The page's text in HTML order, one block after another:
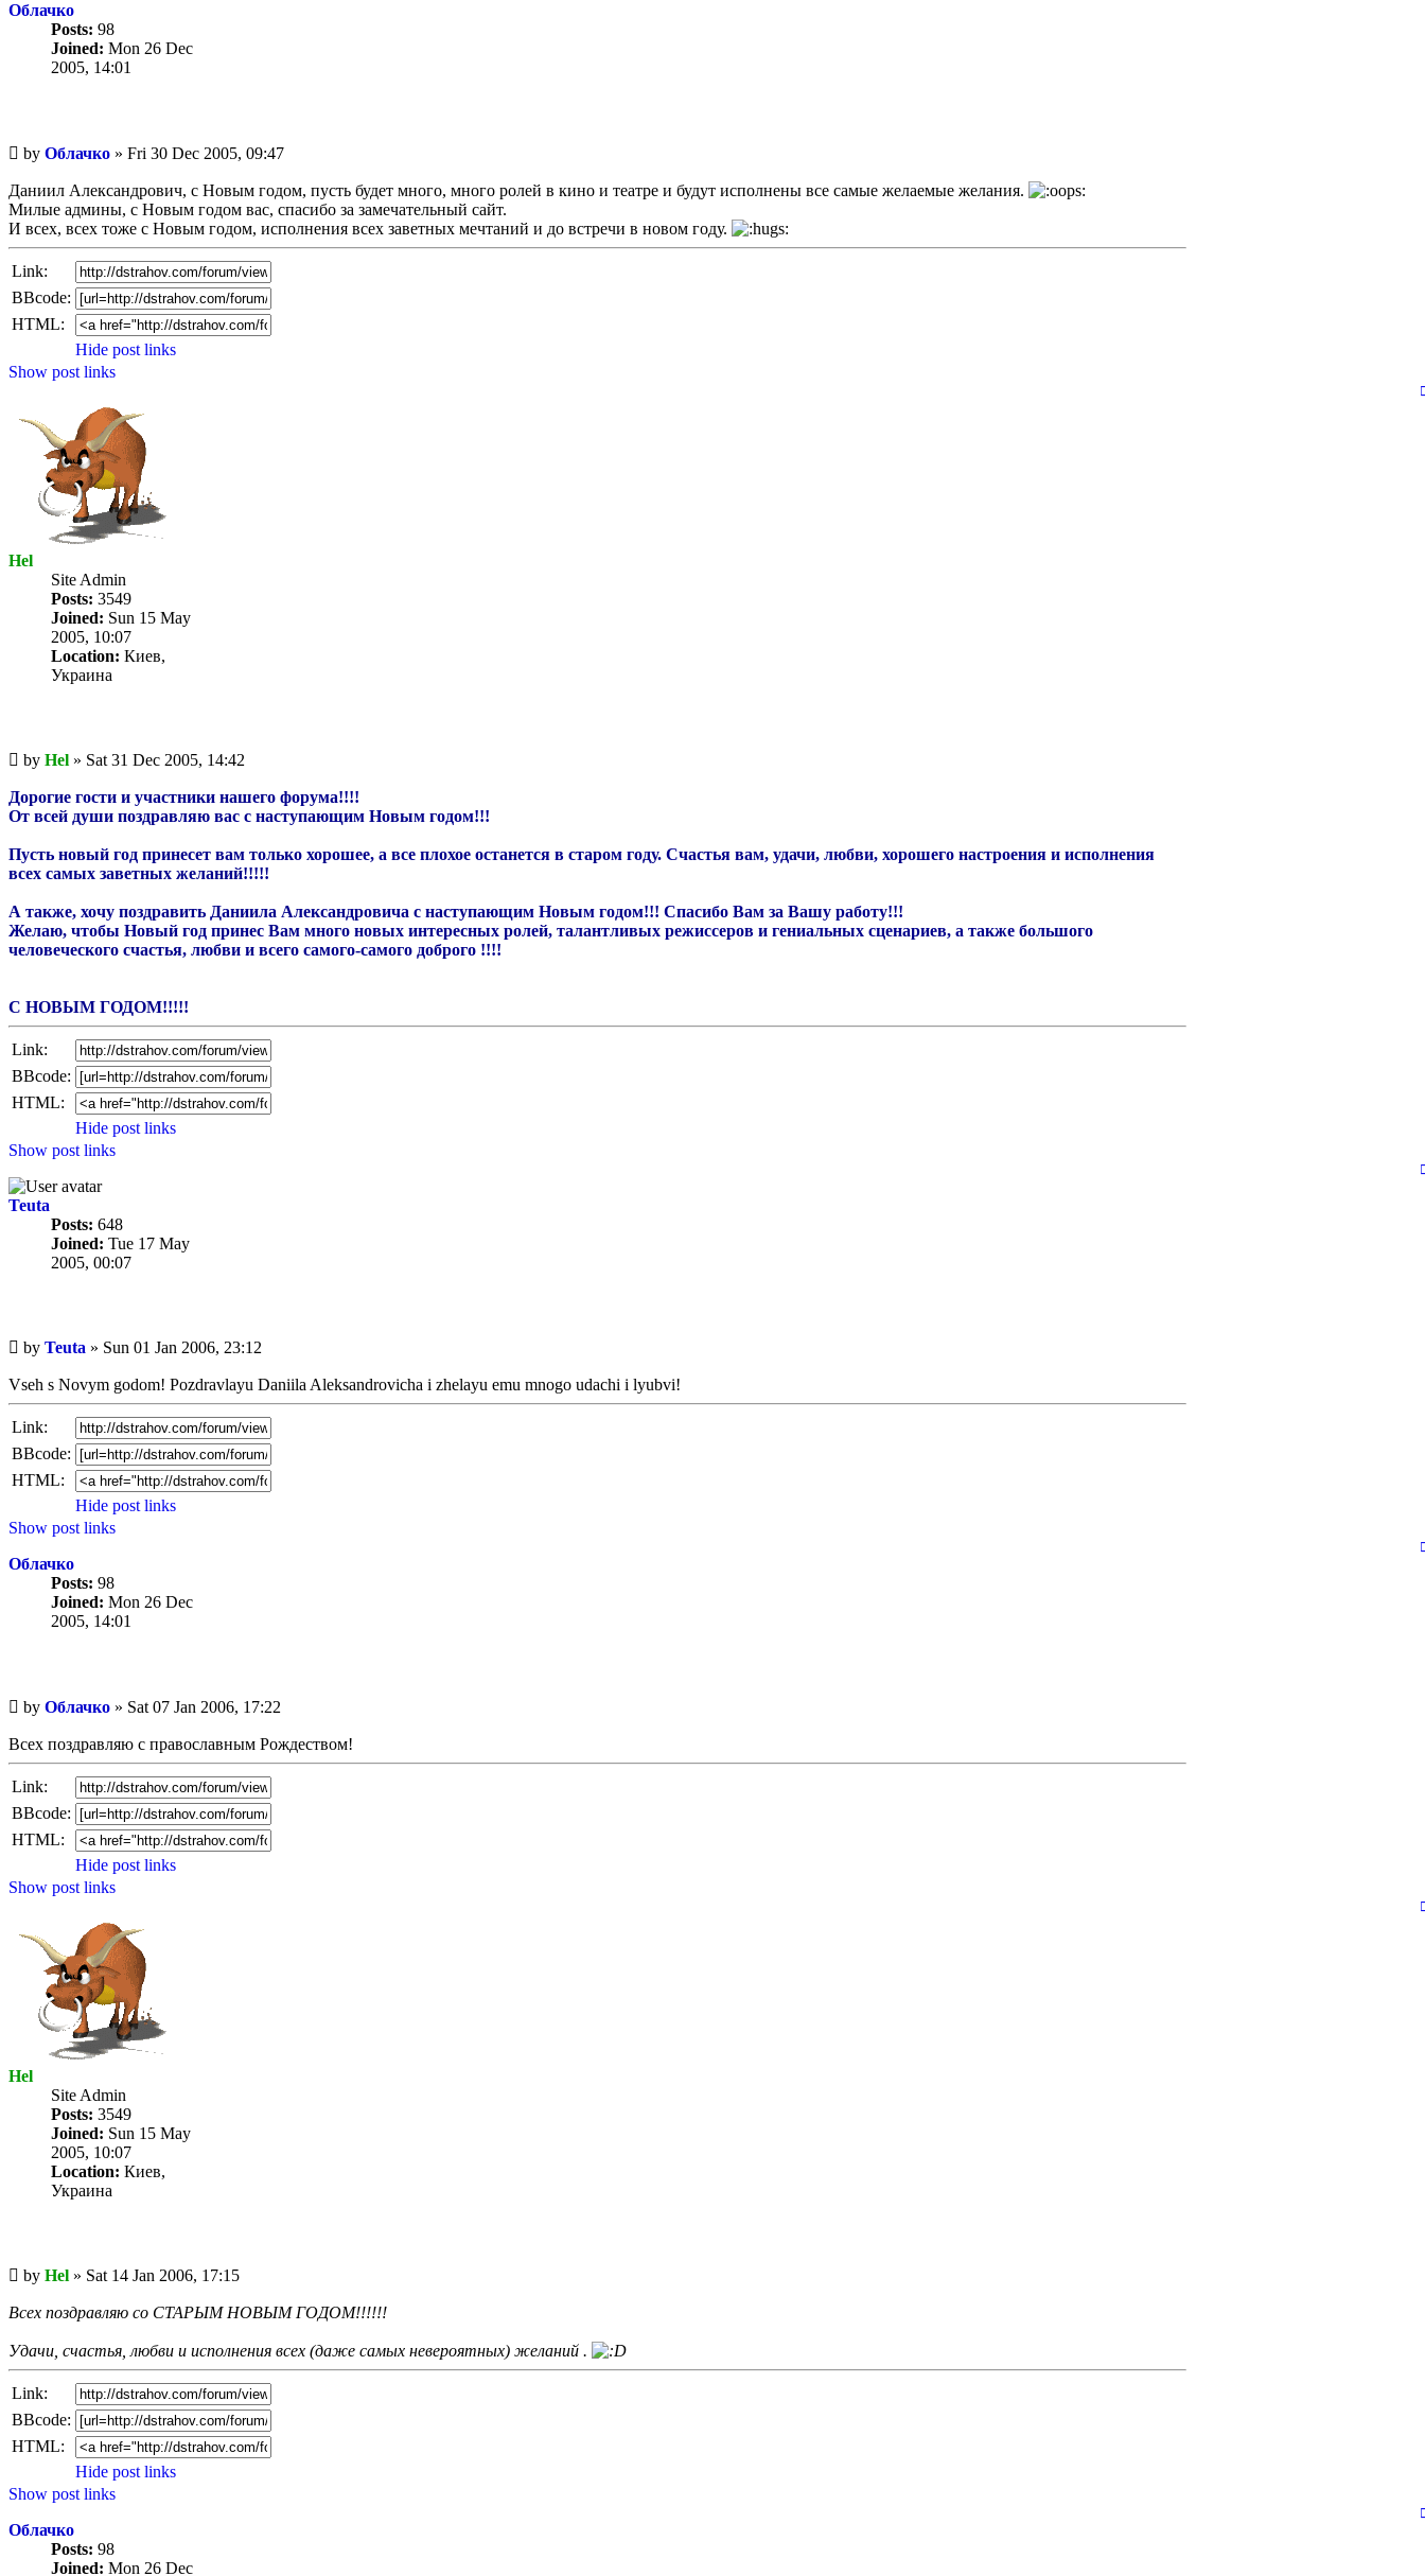
Облачко
Posts: 98
Joined: Mon 26 Dec
2005, 14:01
Unread
post
by Облачко » Fri 30 Dec 2005, 09:47
Даниил Александрович, с Новым годом, пусть будет много, много ролей в кино и театре и будут исполнены все самые желаемые желания.
Милые админы, с Новым годом вас, спасибо за замечательный сайт.
И всех, всех тоже с Новым годом, исполнения всех заветных мечтаний и до встречи в новом году.
Link:
BBcode:
HTML:
Hide post links
Show post links
Hel
Site Admin
Posts: 3549
Joined: Sun 15 May
2005, 10:07
Location: Киев,
Украина
Unread
post
by Hel » Sat 31 Dec 2005, 14:42
Дорогие гости и участники нашего форума!!!!
От всей души поздравляю вас с наступающим Новым годом!!!
Пусть новый год принесет вам только хорошее, а все плохое останется в старом году. Счастья вам, удачи, любви, хорошего настроения и исполнения
всех самых заветных желаний!!!!!
А также, хочу поздравить Даниила Александровича с наступающим Новым годом!!! Спасибо Вам за Вашу работу!!!
Желаю, чтобы Новый год принес Вам много новых интересных ролей, талантливых режиссеров и гениальных сценариев, а также большого
человеческого счастья, любви и всего самого-самого доброго !!!!
С НОВЫМ ГОДОМ!!!!!
Link:
BBcode:
HTML:
Hide post links
Show post links
Teuta
Posts: 648
Joined: Tue 17 May
2005, 00:07
Unread
post
by Teuta » Sun 01 Jan 2006, 23:12
Vseh s Novym godom! Pozdravlayu Daniila Aleksandrovicha i zhelayu emu mnogo udachi i lyubvi!
Link:
BBcode:
HTML:
Hide post links
Show post links
Облачко
Posts: 98
Joined: Mon 26 Dec
2005, 14:01
Unread
post
by Облачко » Sat 07 Jan 2006, 17:22
Всех поздравляю с православным Рождеством!
Link:
BBcode:
HTML:
Hide post links
Show post links
Hel
Site Admin
Posts: 3549
Joined: Sun 15 May
2005, 10:07
Location: Киев,
Украина
Unread
post
by Hel » Sat 14 Jan 2006, 17:15
Всех поздравляю со СТАРЫМ НОВЫМ ГОДОМ!!!!!!
Удачи, счастья, любви и исполнения всех (даже самых невероятных) желаний .
Link:
BBcode:
HTML:
Hide post links
Show post links
Облачко
Posts: 98
Joined: Mon 26 Dec